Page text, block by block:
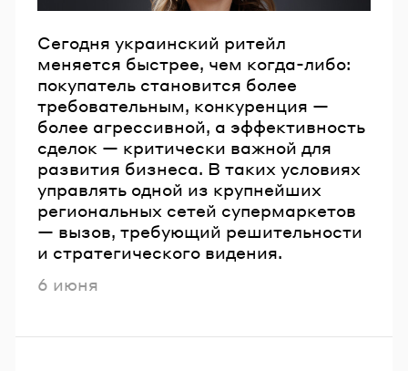
Сегодня украинский ритейл
меняется быстрее, чем когда-либо:
покупатель становится более
требовательным, конкуренция —
более агрессивной, а эффективность
сделок — критически важной для
развития бизнеса. В таких условиях
управлять одной из крупнейших
региональных сетей супермаркетов
— вызов, требующий решительности
и стратегического видения.
Опубликовано
6 июня
ВОЙТИ